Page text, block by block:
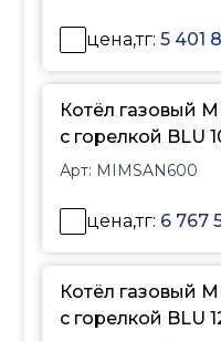
цена,тг:5 401
Котёл газовый
с горелкой BLU
Арт: MIMSAN600
цена,тг: 6 767
Котёл газовый
с горелкой BLU